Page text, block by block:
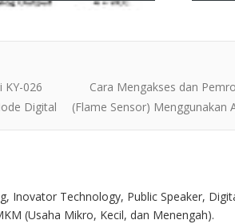
KY-026
Digital
Cara Mengakses dan
(Flame Sensor) Menggunakan
Inovator Technology, Public Speaker,
(Usaha Mikro, Kecil, dan Menengah).